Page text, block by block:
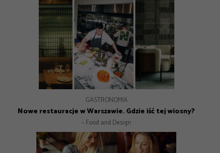
GASTRONOMIA
Nowe restauracje w Warszawie – 8 adresów na lato 2026
– Food and Design
DESIGN
Jak Gen Z zmienia współczesny marketing?
– Food and Design
INSPIRACJE
Prezenty na Dzień Mamy – Prezentownik 2026
– Food and Design
GASTRONOMIA
Nowe restauracje w Warszawie. Gdzie iść tej wiosny?
– Food and Design